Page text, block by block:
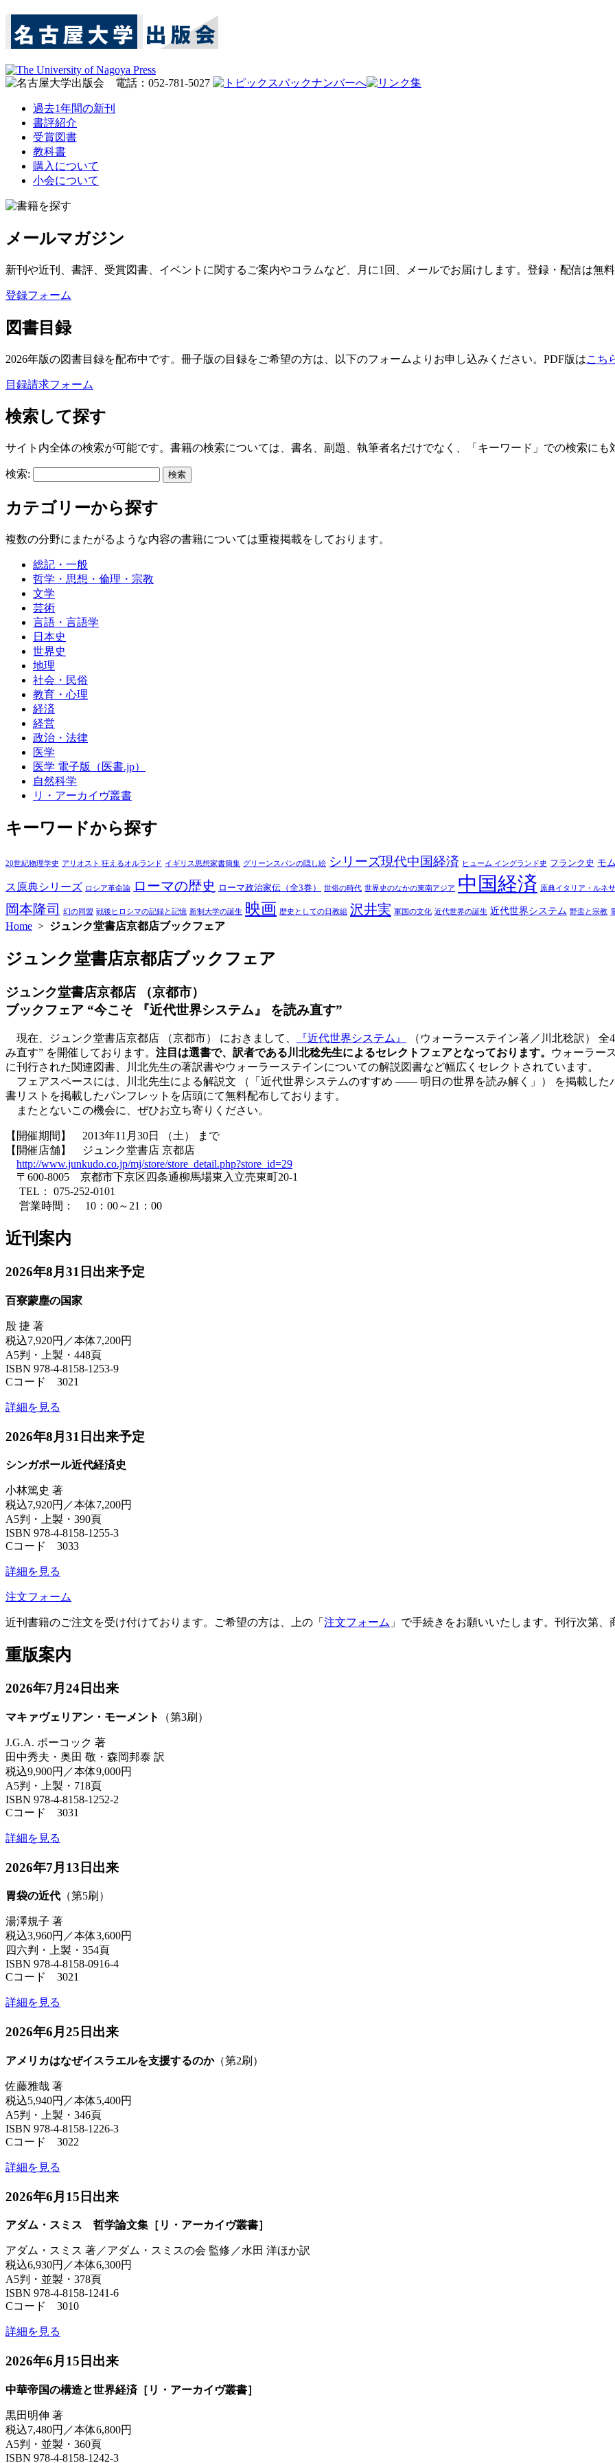
過去1年間の新刊
書評紹介
受賞図書
教科書
購入について
小会について
メールマガジン
新刊や近刊、書評、受賞図書、イベントに関するご案内やコラムなど、月に1回、メールでお届けします。登録・配信は無
登録フォーム
図書目録
2026年版の図書目録を配布中です。冊子版の目録をご希望の方は、以下のフォームよりお申し込みください。PDF版はこち
目録請求フォーム
検索して探す
サイト内全体の検索が可能です。書籍の検索については、書名、副題、執筆者名だけでなく、「キーワード」での検索にも
検索:
カテゴリーから探す
複数の分野にまたがるような内容の書籍については重複掲載をしております。
総記・一般
哲学・思想・倫理・宗教
文学
芸術
言語・言語学
日本史
世界史
地理
社会・民俗
教育・心理
経済
経営
政治・法律
医学
医学 電子版（医書.jp）
自然科学
リ・アーカイヴ叢書
キーワードから探す
20世紀物理学史 アリオスト 狂えるオルランド イギリス思想家書簡集 グリーンスパンの隠し絵 シリーズ現代中国経済 ヒューム イングランド史 フランク史 モ
ス原典シリーズ ロシア革命論 ローマの歴史 ローマ政治家伝（全3巻） 世俗の時代 世界史のなかの東南アジア 中国経済 原典イタリア・ルネ
岡本隆司 幻の同盟 戦後ヒロシマの記録と記憶 新制大学の誕生 映画 歴史としての日教組 沢井実 軍国の文化 近代世界の誕生 近代世界システム 野蛮と宗教
Home > ジュンク堂書店京都店ブックフェア
ジュンク堂書店京都店ブックフェア
ジュンク堂書店京都店 （京都市）
ブックフェア “今こそ 『近代世界システム』 を読み直す”
現在、ジュンク堂書店京都店 （京都市） におきまして、 『近代世界システム』
（ウォーラーステイン著／川北稔訳）
み直す” を開催しております。 注目は選書で、訳者である川北稔先生によるセレクトフェアとなっております。
ウォーラー
に刊行された関連図書、川北先生の著訳書やウォーラーステインについての解説図書など幅広くセレクトされています。
フェアスペースには、川北先生による解説文 （「近代世界システムのすすめ —— 明日の世界を読み解く」） を掲載した
書リストを掲載したパンフレットを店頭にて無料配布しております。
またとないこの機会に、ぜひお立ち寄りください。
【開催期間】 2013年11月30日 （土） まで
【開催店舗】 ジュンク堂書店 京都店
http://www.junkudo.co.jp/mj/store/store_detail.php?store_id=29
〒600-8005 京都市下京区四条通柳馬場東入立売東町20-1
TEL： 075-252-0101
営業時間： 10：00～21：00
近刊案内
2026年8月31日出来予定
百寮蒙塵の国家
殷 捷 著
税込7,920円／本体7,200円
A5判・上製・448頁
ISBN 978-4-8158-1253-9
Cコード 3021
詳細を見る
2026年8月31日出来予定
シンガポール近代経済史
小林篤史 著
税込7,920円／本体7,200円
A5判・上製・390頁
ISBN 978-4-8158-1255-3
Cコード 3033
詳細を見る
注文フォーム
近刊書籍のご注文を受け付けております。ご希望の方は、上の「 注文フォーム 」で手続きをお願いいたします。刊行次第、
重版案内
2026年7月24日出来
マキァヴェリアン・モーメント （第3刷）
J.G.A. ポーコック 著
田中秀夫・奥田 敬・森岡邦泰 訳
税込9,900円／本体9,000円
A5判・上製・718頁
ISBN 978-4-8158-1252-2
Cコード 3031
詳細を見る
2026年7月13日出来
胃袋の近代 （第5刷）
湯澤規子 著
税込3,960円／本体3,600円
四六判・上製・354頁
ISBN 978-4-8158-0916-4
Cコード 3021
詳細を見る
2026年6月25日出来
アメリカはなぜイスラエルを支援するのか（第2刷）
佐藤雅哉 著
税込5,940円／本体5,400円
A5判・上製・346頁
ISBN 978-4-8158-1226-3
Cコード 3022
詳細を見る
2026年6月15日出来
アダム・スミス 哲学論文集［リ・アーカイヴ叢書］
アダム・スミス 著／アダム・スミスの会 監修／水田 洋ほか訳
税込6,930円／本体6,300円
A5判・並製・378頁
ISBN 978-4-8158-1241-6
Cコード 3010
詳細を見る
2026年6月15日出来
中華帝国の構造と世界経済［リ・アーカイヴ叢書］
黒田明伸 著
税込7,480円／本体6,800円
A5判・並製・360頁
ISBN 978-4-8158-1242-3